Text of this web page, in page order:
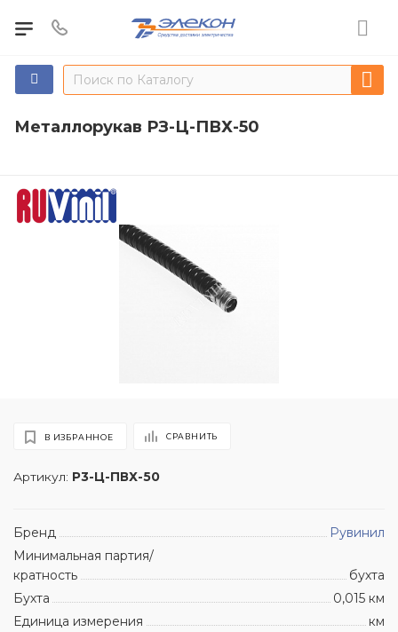
Металлорукав РЗ-Ц-ПВХ-50
Артикул: Р3-Ц-ПВХ-50
В ИЗБРАННОЕ СРАВНИТЬ
Бренд
Рувинил
Минимальная партия/
кратность
бухта
Бухта
0,015 км
Единица измерения
км